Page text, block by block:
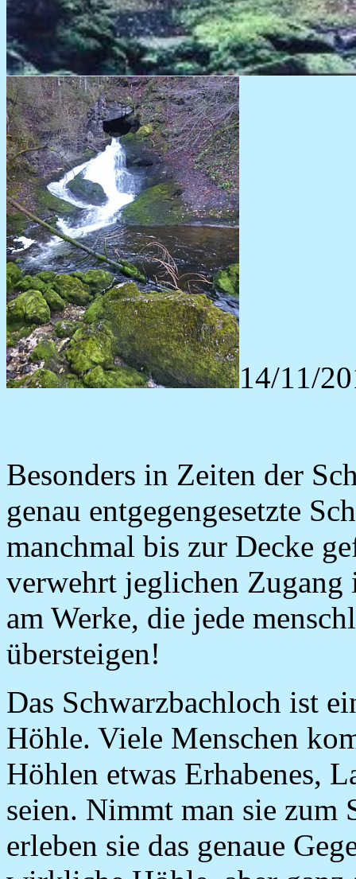
14/11/
Besonders in Zeiten der
genau entgegengesetzte
manchmal bis zur Decke
verwehrt jeglichen
am Werke, die jede
übersteigen!
Das Schwarzbachloch ist
Höhle. Viele Menschen
Höhlen etwas Erhabenes,
seien. Nimmt man sie zum
erleben sie das genaue